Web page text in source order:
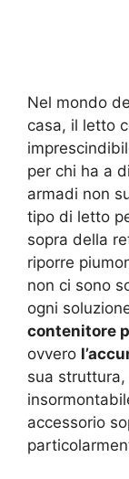
Nel mondo
casa, il letto
per chi ha a
armadi non
tipo di letto
sopra della
riporre
non ci sono
ogni
contenitore
ovvero
sua
accessorio